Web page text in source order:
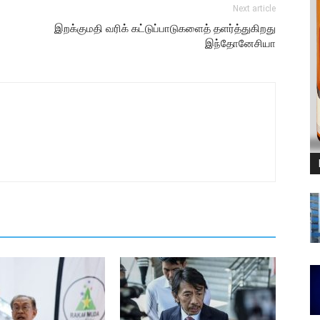
Next article
இறக்குமதி வரிக் கட்டுப்பாடுகளைத் தளர்த்துகிறது
இந்தோனேசியா